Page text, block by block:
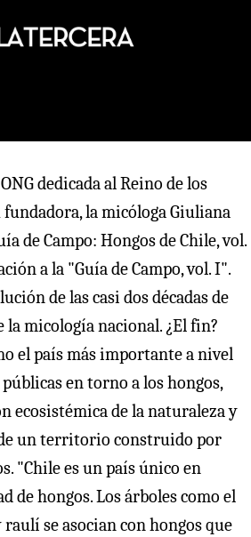
dedicada al Reino de los
fundadora, la micóloga Giuliana
de Campo: Hongos de Chile, vol.
a la "Guía de Campo, vol. I".
de las casi dos décadas de
micología nacional. ¿El fin?
el país más importante a nivel
en torno a los hongos,
ecosistémica de la naturaleza y
un territorio construido por
"Chile es un país único en
de hongos. Los árboles como el
se asocian con hongos que